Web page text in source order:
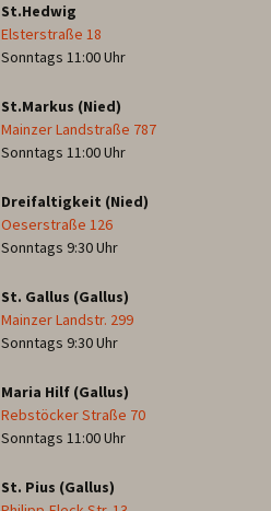
St.Hedwig
Elsterstraße 18
Sonntags 11:00 Uhr
St.Markus (Nied)
Mainzer Landstraße 787
Sonntags 11:00 Uhr
Dreifaltigkeit (Nied)
Oeserstraße 126
Sonntags 9:30 Uhr
St. Gallus (Gallus)
Mainzer Landstr. 299
Sonntags 9:30 Uhr
Maria Hilf (Gallus)
Rebstöcker Straße 70
Sonntags 11:00 Uhr
St. Pius (Gallus)